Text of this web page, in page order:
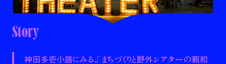
Story
神田多壱小路にみる、「まちづくりと野外シアターの親和